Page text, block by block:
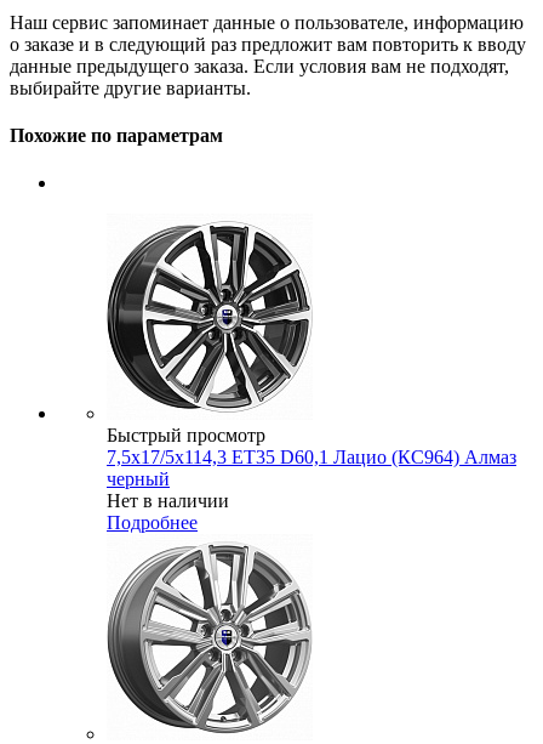
Наш сервис запоминает данные о пользователе, информацию
о заказе и в следующий раз предложит вам повторить к вводу
данные предыдущего заказа. Если условия вам не подходят,
выбирайте другие варианты.
Похожие по параметрам
Быстрый просмотр
7,5x17/5x114,3 ET35 D60,1 Лацио (КС964) Алмаз
черный
Нет в наличии
Подробнее